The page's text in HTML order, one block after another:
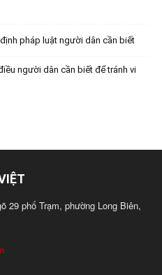
pháp luật người dân cần biết
người dân cần biết để tránh vi
29 phố Trạm, phường Long Biên,